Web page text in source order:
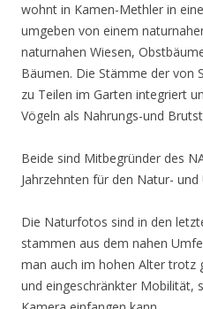
wohnt in Kamen-Methler in
umgeben von einem
naturnahen Wiesen,
Bäumen. Die Stämme der von
zu Teilen im Garten integriert
Vögeln als Nahrungs-und
Beide sind Mitbegründer des
Jahrzehnten für den Natur-
Die Naturfotos sind in den
stammen aus dem nahen
man auch im hohen Alter trotz
und eingeschränkter Mobilität,